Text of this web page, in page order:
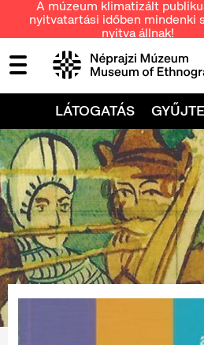
A múzeum klimatizált
nyitvatartási időben mindenki
nyitva állnak!
LÁTOGATÁS